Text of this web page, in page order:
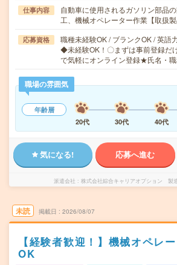
仕事内容
自動車に使用されるガソリン部品
工、機械オペレーター作業【取扱
応募資格
職種未経験OK / ブランクOK / 英語
◆未経験OK！〇まずは事前登録だ
で気軽にオンライン登録★氏名・
職場の雰囲気
年齢層
20代
30代 40代
気になる! 応募へ進む
派遣会社 株式会社綜合キャリアオプション 製
未読 掲載日 2026/08/07
【経験者歓迎！】機械オペレ
OK